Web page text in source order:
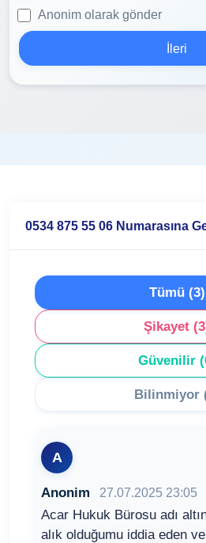
Anonim olarak gönder
İleri
0534 875 55 06 Numarasına
Tümü (3)
Şikayet
Güvenilir
Bilinmiyor
A
Anonim 27.07.2025 23:05
Acar Hukuk Bürosu adı
alık olduğumu iddia eden